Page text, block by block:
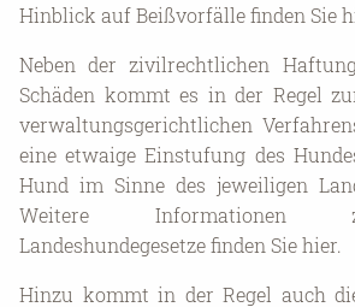
Hinblick auf Beißvorfälle finden Sie
Neben der zivilrechtlichen
Schäden kommt es in der Regel
verwaltungsgerichtlichen
eine etwaige Einstufung des
Hund im Sinne des jeweiligen
Weitere Informationen
Landeshundegesetze finden Sie hier.
Hinzu kommt in der Regel auch